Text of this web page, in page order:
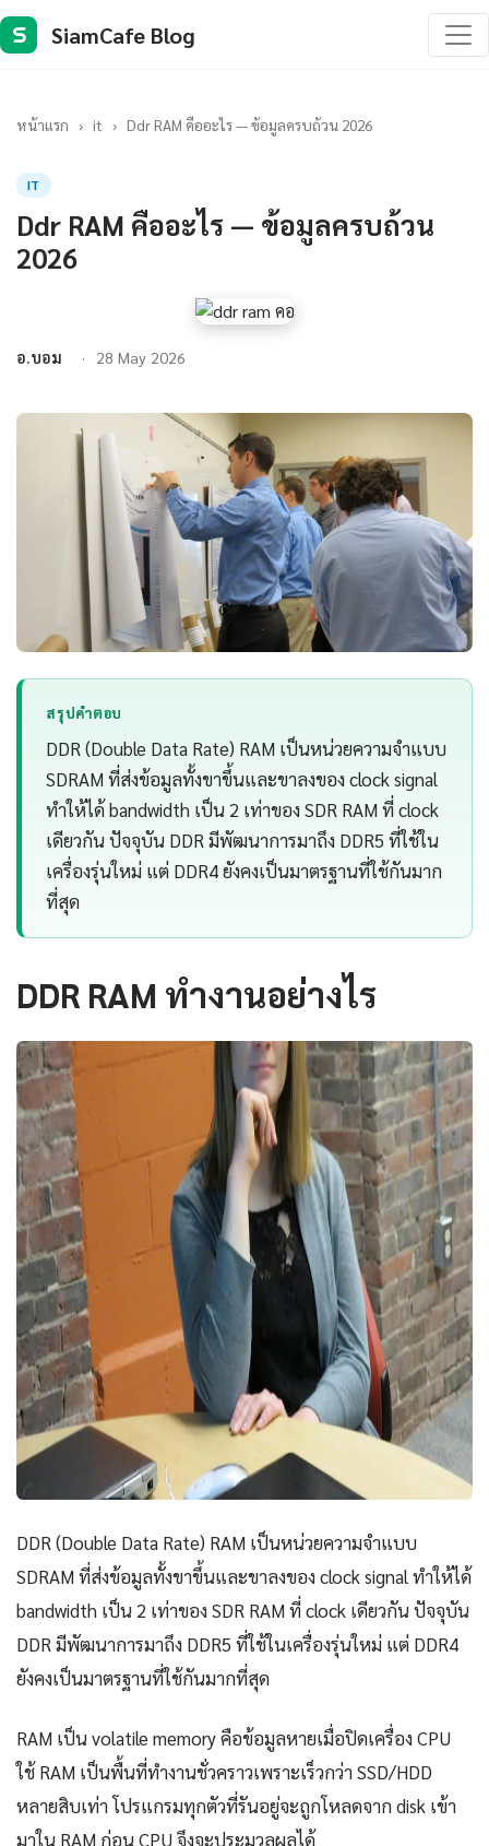
S SiamCafe Blog
หน้าแรก › it › Ddr RAM คืออะไร — ข้อมูลครบถ้วน 2026
IT
Ddr RAM คืออะไร — ข้อมูลครบถ้วน
2026
อ.บอม 28 May 2026
สรุปคำตอบ
DDR (Double Data Rate) RAM เป็นหน่วยความจำแบบ
SDRAM ที่ส่งข้อมูลทั้งขาขึ้นและขาลงของ clock signal
ทำให้ได้ bandwidth เป็น 2 เท่าของ SDR RAM ที่ clock
เดียวกัน ปัจจุบัน DDR มีพัฒนาการมาถึง DDR5 ที่ใช้ใน
เครื่องรุ่นใหม่ แต่ DDR4 ยังคงเป็นมาตรฐานที่ใช้กันมาก
ที่สุด
DDR RAM ทำงานอย่างไร
DDR (Double Data Rate) RAM เป็นหน่วยความจำแบบ
SDRAM ที่ส่งข้อมูลทั้งขาขึ้นและขาลงของ clock signal ทำให้ได้
bandwidth เป็น 2 เท่าของ SDR RAM ที่ clock เดียวกัน ปัจจุบัน
DDR มีพัฒนาการมาถึง DDR5 ที่ใช้ในเครื่องรุ่นใหม่ แต่ DDR4
ยังคงเป็นมาตรฐานที่ใช้กันมากที่สุด
RAM เป็น volatile memory คือข้อมูลหายเมื่อปิดเครื่อง CPU
ใช้ RAM เป็นพื้นที่ทำงานชั่วคราวเพราะเร็วกว่า SSD/HDD
หลายสิบเท่า โปรแกรมทุกตัวที่รันอยู่จะถูกโหลดจาก disk เข้า
มาใน RAM ก่อน CPU จึงจะประมวลผลได้